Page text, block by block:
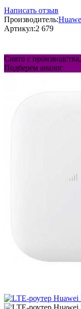
Написать отзыв
Производитель:
Артикул:2 679
Снято с производства,
Подберем аналог